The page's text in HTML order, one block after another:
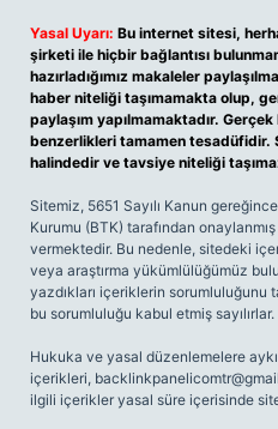
Yasal Uyarı: Bu internet sitesi,
şirketi ile hiçbir bağlantısı
hazırladığımız makaleler
haber niteliği taşımamakta olup,
paylaşım yapılmamaktadır.
benzerlikleri tamamen tesadüfidir.
halindedir ve tavsiye niteliği
Sitemiz, 5651 Sayılı Kanun
Kurumu (BTK) tarafından
vermektedir. Bu nedenle, sitedeki
veya araştırma yükümlülüğümüz
yazdıkları içeriklerin sorumluluğunu
bu sorumluluğu kabul etmiş sayılırlar.
Hukuka ve yasal düzenlemelere
içerikleri,
ilgili içerikler yasal süre içerisinde